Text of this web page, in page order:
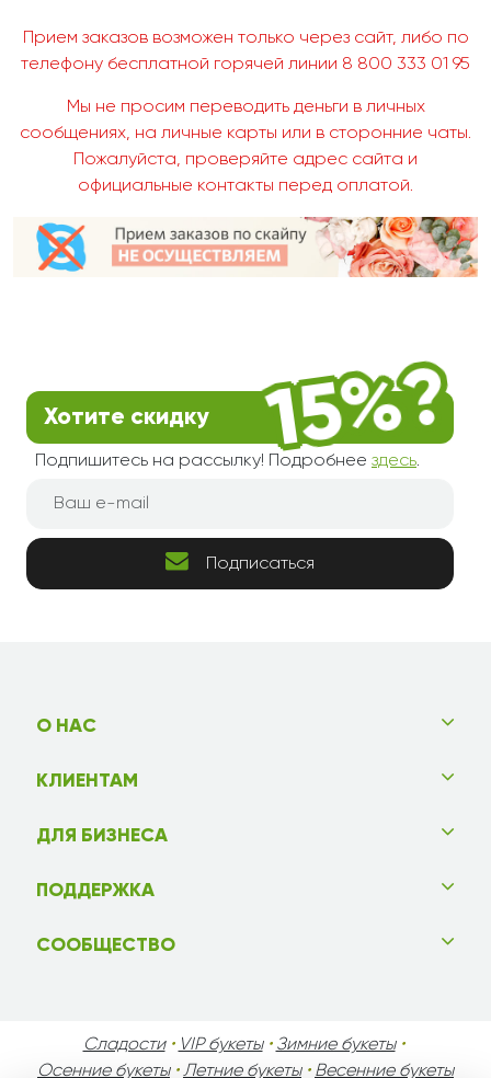
Прием заказов возможен только через сайт, либо по
телефону бесплатной горячей линии 8 800 333 01 95
Мы не просим переводить деньги в личных
сообщениях, на личные карты или в сторонние чаты.
Пожалуйста, проверяйте адрес сайта и
официальные контакты перед оплатой.
Хотите скидку
Подпишитесь на рассылку! Подробнее здесь.
Подписаться
О НАС
КЛИЕНТАМ
ДЛЯ БИЗНЕСА
ПОДДЕРЖКА
СООБЩЕСТВО
Сладости• VIP букеты• Зимние букеты•
Осенние букеты•Летние букеты• Весенние букеты